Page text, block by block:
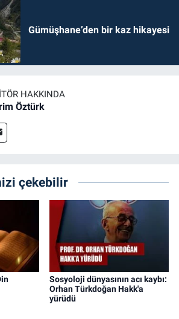
Gümüşhane’den bir kaz hikayesi
HAKKINDA
Öztürk
çekebilir
Sosyoloji dünyasının acı kaybı:
Orhan Türkdoğan Hakk'a
yürüdü